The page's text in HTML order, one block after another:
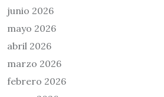
junio 2026
mayo 2026
abril 2026
marzo 2026
febrero 2026